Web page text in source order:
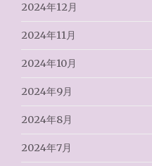
2024年12月
2024年11月
2024年10月
2024年9月
2024年8月
2024年7月